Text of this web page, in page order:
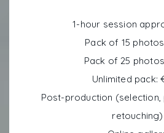
1-hour session
Pack of 15
Pack of 25
Unlimited pack:
Post-production (selection,
retouching)